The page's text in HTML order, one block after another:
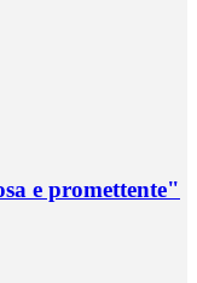
e promettente"